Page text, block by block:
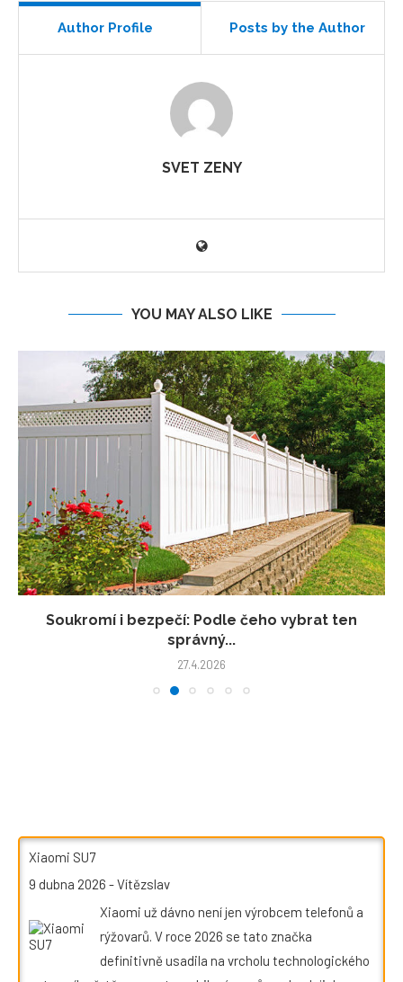
Author Profile Posts by the Author
SVET ZENY
YOU MAY ALSO LIKE
Soukromí i bezpečí: Podle čeho vybrat ten
správný...
27.4.2026
Xiaomi SU7
9 dubna 2026 -Vítězslav
Xiaomi už dávno není jen výrobcem telefonů a
rýžovarů. V roce 2026 se tato značka
definitivně usadila na vrcholu technologického